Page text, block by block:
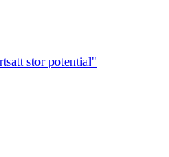
stor potential"